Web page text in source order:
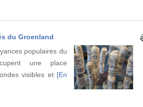
du Groenland
populaires du
une place
visibles et [En